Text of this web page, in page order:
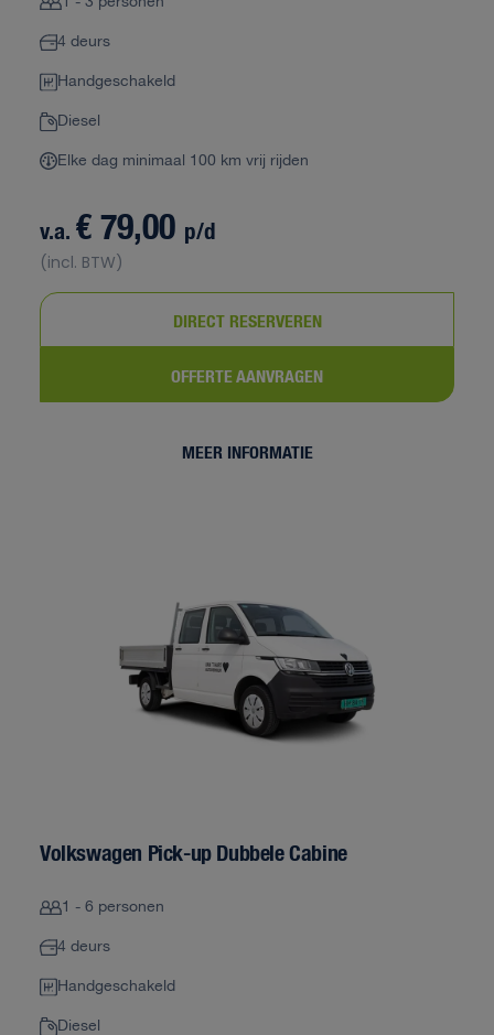
4 deurs
Handgeschakeld
Diesel
Elke dag minimaal 100 km vrij rijden
v.a.€ 79,00 p/d
(incl. BTW)
DIRECT RESERVEREN
OFFERTE AANVRAGEN
MEER INFORMATIE
Volkswagen Pick-up Dubbele Cabine
1 - 6 personen
4 deurs
Handgeschakeld
Diesel